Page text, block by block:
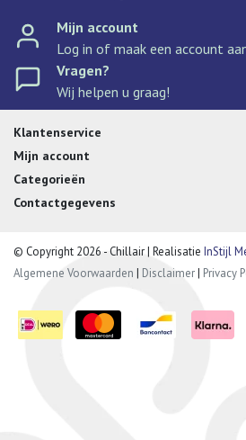
Mijn account
Log in of maak een account
Vragen?
Wij helpen u graag!
Klantenservice
Mijn account
Categorieën
Contactgegevens
© Copyright 2026 - Chillair | Realisatie InStijl
Algemene Voorwaarden | Disclaimer| Privacy